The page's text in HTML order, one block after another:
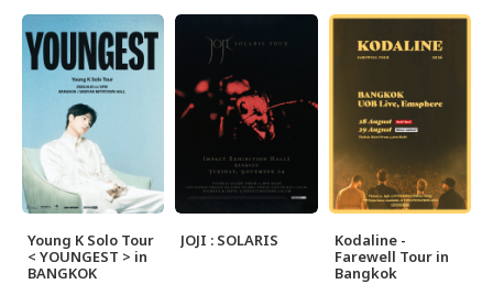
Young K Solo Tour
< YOUNGEST > in
BANGKOK
JOJI : SOLARIS Kodaline -
Farewell Tour in
Bangkok